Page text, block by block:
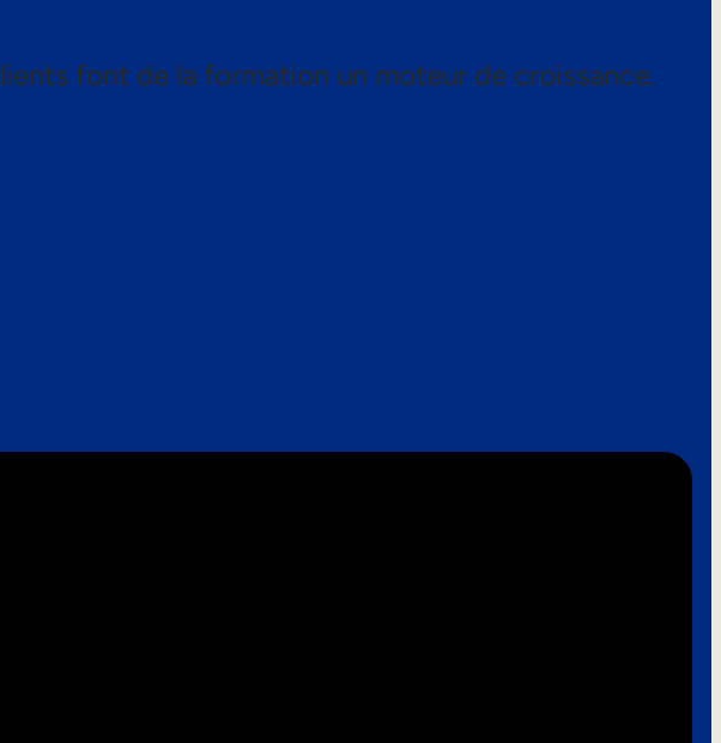
font de la formation un moteur de croissance.